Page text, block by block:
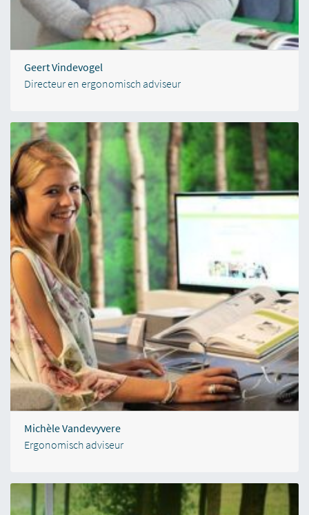
Geert Vindevogel
Directeur en ergonomisch adviseur
Michèle Vandevyvere
Ergonomisch adviseur